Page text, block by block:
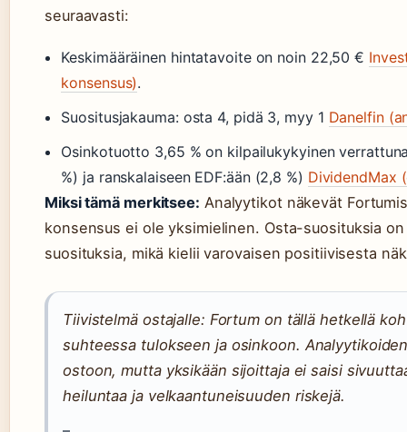
seuraavasti:
Keskimääräinen hintatavoite on noin 22,50 €
konsensus).
Suositusjakauma: osta 4, pidä 3, myy 1 Danelfin
Osinkotuotto 3,65 % on kilpailukykyinen
%) ja ranskalaiseen EDF:ään (2,8 %) DividendMax
Miksi tämä merkitsee: Analyytikot näkevät
konsensus ei ole yksimielinen. Osta-suosituksia
suosituksia, mikä kielii varovaisen positiivisesta
Tiivistelmä ostajalle: Fortum on tällä hetkellä
suhteessa tulokseen ja osinkoon.
ostoon, mutta yksikään sijoittaja ei saisi
heiluntaa ja velkaantuneisuuden riskejä.